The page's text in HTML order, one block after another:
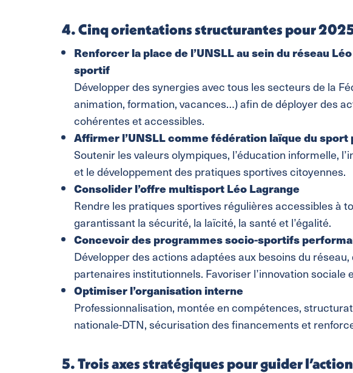
4. Cinq orientations structurantes pour
Renforcer la place de l’UNSLL au sein du réseau
sportif
Développer des synergies avec tous les secteurs de la
animation, formation, vacances…) afin de déployer des
cohérentes et accessibles.
Affirmer l’UNSLL comme fédération laïque du sport
Soutenir les valeurs olympiques, l’éducation informelle,
et le développement des pratiques sportives citoyennes.
Consolider l’offre multisport Léo Lagrange
Rendre les pratiques sportives régulières accessibles à
garantissant la sécurité, la laïcité, la santé et l’égalité.
Concevoir des programmes socio-sportifs
Développer des actions adaptées aux besoins du
partenaires institutionnels. Favoriser l’innovation sociale
Optimiser l’organisation interne
Professionnalisation, montée en compétences,
nationale-DTN, sécurisation des financements et
5. Trois axes stratégiques pour guider l’action